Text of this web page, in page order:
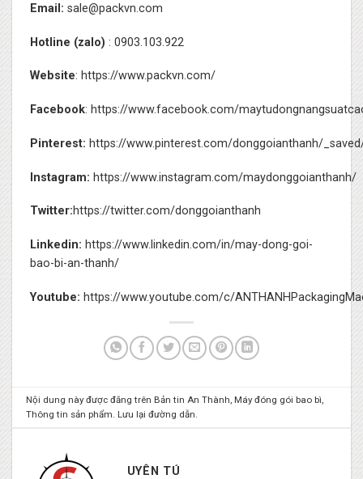
Email: sale@packvn.com
Hotline (zalo) : 0903.103.922
Website: https://www.packvn.com/
Facebook: https://www.facebook.com/
Pinterest: https://www.pinterest.com/donggoianthanh/
Instagram: https://www.instagram.com/maydonggoianthanh/
Twitter:https://twitter.com/donggoianthanh
Linkedin: https://www.linkedin.com/in/may-dong-goi-
bao-bi-an-thanh/
Youtube: https://www.youtube.com/c/
Nội dung này được đăng trên Bản tin An Thành, Máy đóng gói bao bì,
Thông tin sản phẩm. Lưu lạiđường dẫn.
UYÊN TÚ